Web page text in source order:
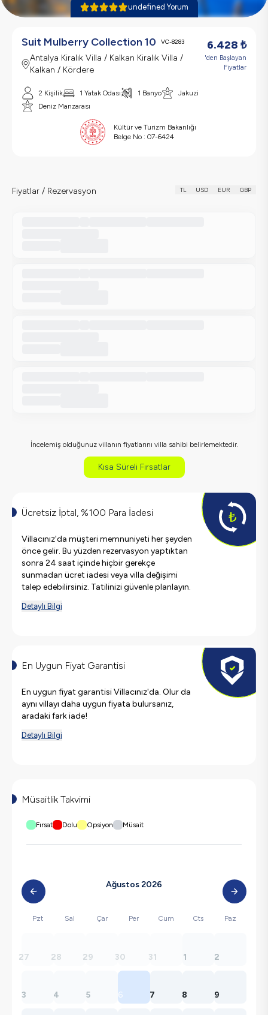
undefined Yorum
Suit Mulberry Collection 10 VC-8283
Antalya Kiralık Villa / Kalkan Kiralık Villa /
Kalkan / Kördere
6.428 ₺
'den Başlayan
Fiyatlar
2 Kişilik 1 Yatak Odası 1 Banyo
Jakuzi
Deniz Manzarası
Kültür ve Turizm Bakanlığı
Belge No : 07-6424
Fiyatlar / Rezervasyon TL USD EUR GBP
İncelemiş olduğunuz villanın fiyatlarını villa sahibi belirlemektedir.
Kısa Süreli Fırsatlar
Ücretsiz İptal, %100 Para İadesi
Villacınız'da müşteri memnuniyeti her şeyden
önce gelir. Bu yüzden rezervasyon yaptıktan
sonra 24 saat içinde hiçbir gerekçe
sunmadan ücret iadesi veya villa değişimi
talep edebilirsiniz. Tatilinizi güvenle planlayın.
Detaylı Bilgi
En Uygun Fiyat Garantisi
En uygun fiyat garantisi Villacınız'da. Olur da
aynı villayı daha uygun fiyata bulursanız,
aradaki fark iade!
Detaylı Bilgi
Müsaitlik Takvimi
Fırsat Dolu Opsiyon Müsait
Ağustos 2026
Pzt Sal Çar Per Cum Cts Paz
27 28 29 30 31 1 2
3 4 5 6 7 8 9